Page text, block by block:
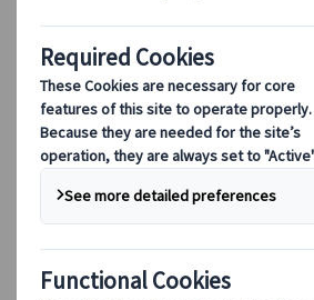
Blog
Consejos de viaje para cada
Destinos destacados
Perspectivas culturales
Experiencias gastronómicas
Recorre Japón en tren
Preguntas frecuentes
Información práctica
Etiqueta en Japón
Conducir en Japón
Reservar con nosotros
Japan Rail Pass
Alojamiento
Asesoramiento virtual